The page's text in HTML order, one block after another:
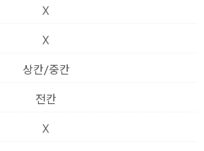
X
X
상칸/중칸
전칸
X